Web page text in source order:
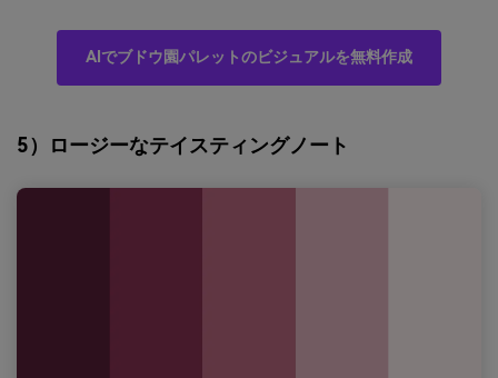
AIでブドウ園パレットのビジュアルを無料作成
5）ロージーなテイスティングノート